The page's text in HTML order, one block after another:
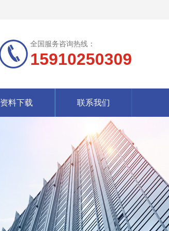
全国服务咨询热线：
15910250309
资料下载 联系我们